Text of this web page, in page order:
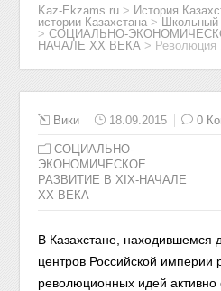
Kaz-Ekzams.ru > История
истории Казахстана > Школьный
>СОЦИАЛЬНО-
НАЧАЛЕ XX ВЕКА > Революция
Вики 18.09.2015 0
СОЦИАЛЬНО-
ЭКОНОМИЧЕСКОЕ
РАЗВИТИЕ В ХIХ-НАЧАЛЕ
XX ВЕКА
В Казахстане, находившемся
центров Российской империи
революционных идей активно